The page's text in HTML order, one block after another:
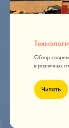
Обзор
в различных
Читать